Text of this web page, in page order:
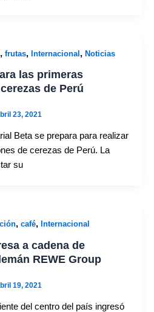
, frutas, Internacional, Noticias
las primeras
de Perú
23, 2021
Beta se prepara para realizar
de cerezas de Perú. La
su
, café, Internacional
a cadena de
REWE Group
19, 2021
del centro del país ingresó